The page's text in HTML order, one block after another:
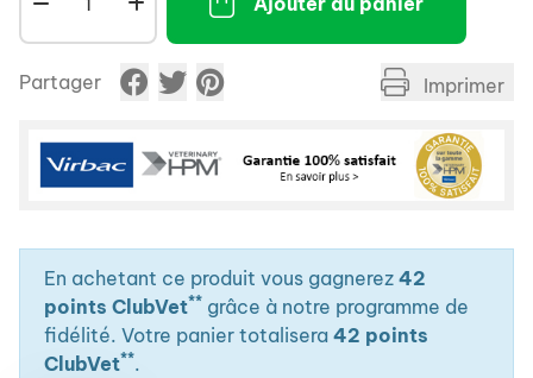
ans
Chien de grande race (>25 kg) de plus de 6 ans
Partager Imprimer
En achetant ce produit vous gagnerez 42
points ClubVet** grâce à notre programme de
fidélité. Votre panier totalisera 42 points
ClubVet**.